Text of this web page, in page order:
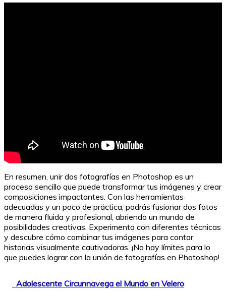
En resumen, unir dos fotografías en Photoshop es un
proceso sencillo que puede transformar tus imágenes y crear
composiciones impactantes. Con las herramientas
adecuadas y un poco de práctica, podrás fusionar dos fotos
de manera fluida y profesional, abriendo un mundo de
posibilidades creativas. Experimenta con diferentes técnicas
y descubre cómo combinar tus imágenes para contar
historias visualmente cautivadoras. ¡No hay límites para lo
que puedes lograr con la unión de fotografías en Photoshop!
Adolescente Circunnavega el Mundo en Velero